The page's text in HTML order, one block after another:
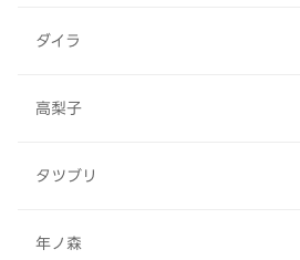
ダイラ
高梨子
タツブリ
年ノ森